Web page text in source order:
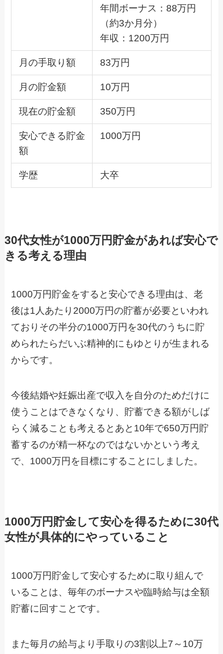
年間ボーナス：88万円
（約3か月分）
年収：1200万円
月の手取り額 83万円
月の貯金額 10万円
現在の貯金額 350万円
安心できる貯金
額
1000万円
学歴 大卒
30代女性が1000万円貯金があれば安心で
きる考える理由
1000万円貯金をすると安心できる理由は、老
後は1人あたり2000万円の貯蓄が必要といわれ
ておりその半分の1000万円を30代のうちに貯
められたらだいぶ精神的にもゆとりが生まれる
からです。
今後結婚や妊娠出産で収入を自分のためだけに
使うことはできなくなり、貯蓄できる額がしば
らく減ることも考えるとあと10年で650万円貯
蓄するのが精一杯なのではないかという考え
で、1000万円を目標にすることにしました。
1000万円貯金して安心を得るために30代
女性が具体的にやっていること
1000万円貯金して安心するために取り組んで
いることは、毎年のボーナスや臨時給与は全額
貯蓄に回すことです。
また毎月の給与より手取りの3割以上7～10万